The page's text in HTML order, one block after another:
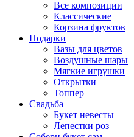
Все композиции
Классические
Корзина фруктов
Подарки
Вазы для цветов
Воздушные шары
Мягкие игрушки
Открытки
Топпер
Свадьба
Букет невесты
Лепестки роз